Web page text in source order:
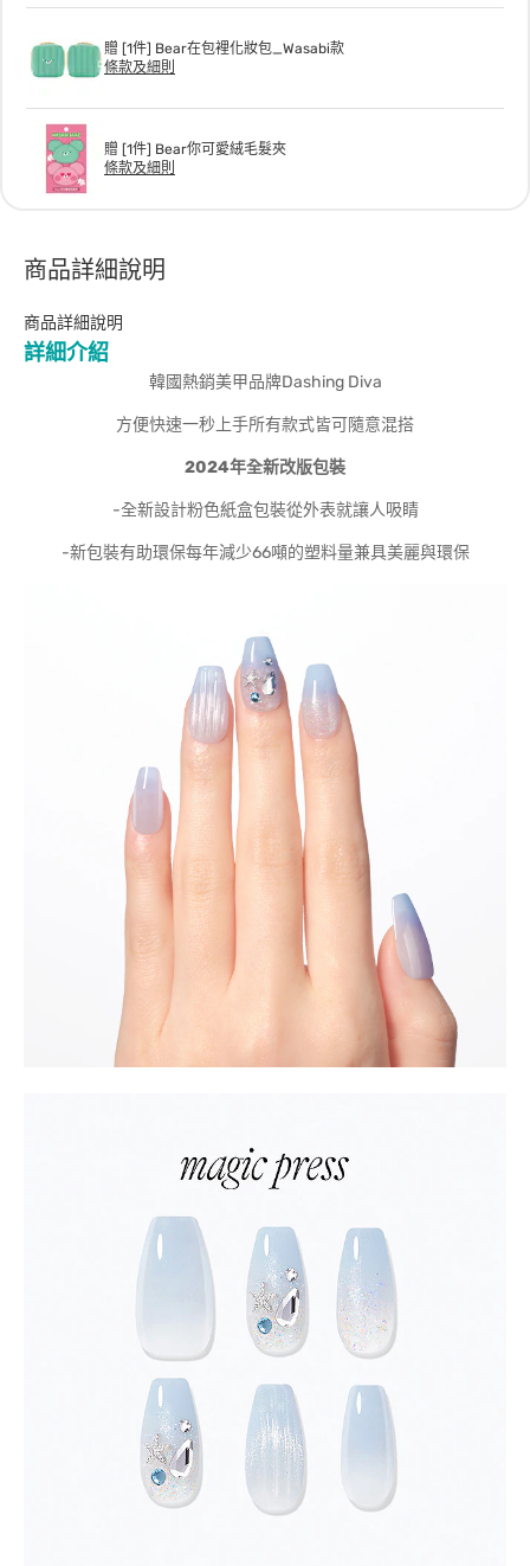
贈 [1件] Bear在包裡化妝包_Wasabi款
條款及細則
贈 [1件] Bear你可愛絨毛髮夾
條款及細則
商品詳細說明
商品詳細說明
詳細介紹
韓國熱銷美甲品牌Dashing Diva
方便快速一秒上手所有款式皆可隨意混搭
2024年全新改版包裝
-全新設計粉色紙盒包裝從外表就讓人吸睛
-新包裝有助環保每年減少66噸的塑料量兼具美麗與環保